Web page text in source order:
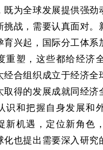
既为全球发展提供强劲
挑战，需要认真面对。
育兴起，国际分工体系
重塑，这些都给经济
经合组织成立于经济全
取得的发展成就同经济
识和把握自身发展和
新机遇，定位新角色
化也提出需要深入研究